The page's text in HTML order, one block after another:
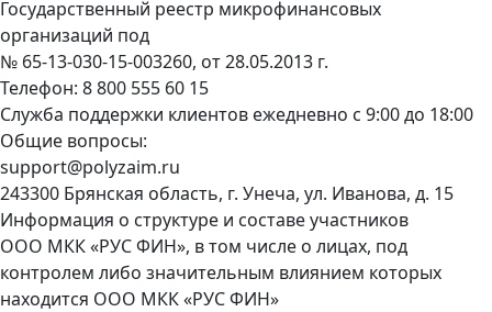
Государственный реестр микрофинансовых
организаций под
№ 65-13-030-15-003260, от 28.05.2013 г.
Телефон: 8 800 555 60 15
Служба поддержки клиентов ежедневно с 9:00 до 18:00
Общие вопросы:
support@polyzaim.ru
243300 Брянская область, г. Унеча, ул. Иванова, д. 15
Информация о структуре и составе участников
ООО МКК «РУС ФИН», в том числе о лицах, под
контролем либо значительным влиянием которых
находится ООО МКК «РУС ФИН»